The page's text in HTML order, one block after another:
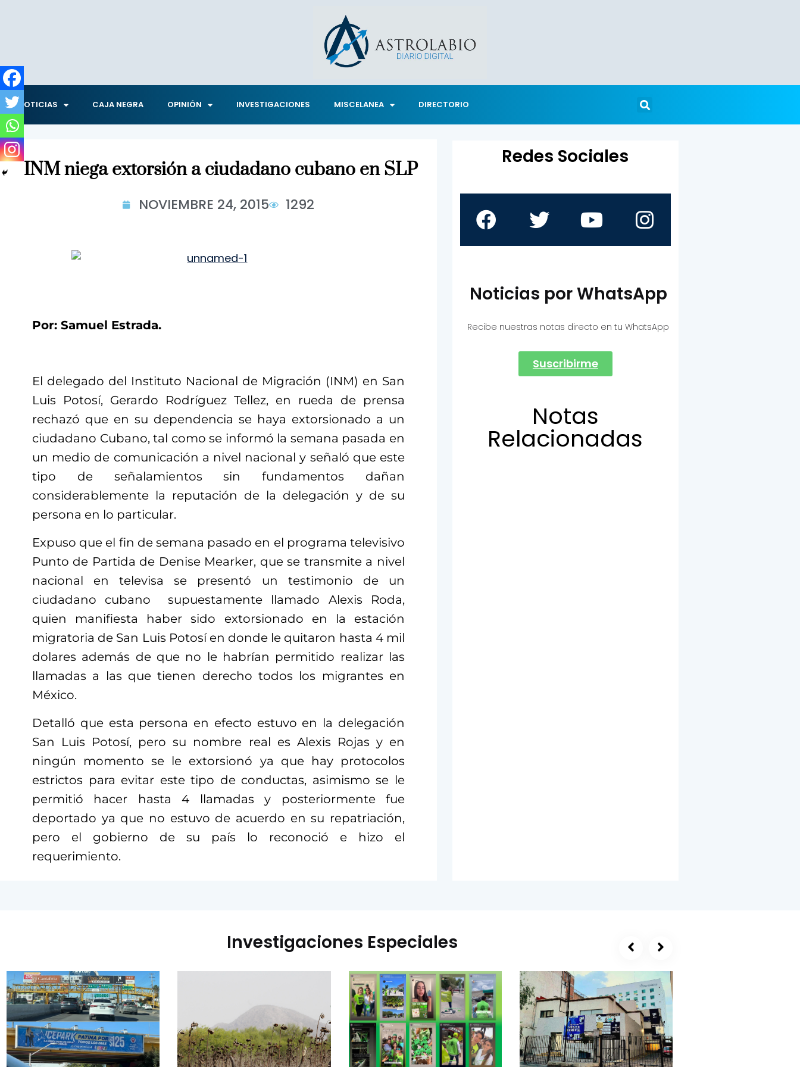
NOTICIAS CAJA NEGRA OPINIÓN INVESTIGACIONES MISCELANEA DIRECTORIO
INM niega extorsión a ciudadano cubano en SLP
NOVIEMBRE 24, 2015 1292
Por: Samuel Estrada.
El delegado del Instituto Nacional de Migración (INM) en San
Luis Potosí, Gerardo Rodríguez Tellez, en rueda de prensa
rechazó que en su dependencia se haya extorsionado a un
ciudadano Cubano, tal como se informó la semana pasada en
un medio de comunicación a nivel nacional y señaló que este
tipo de señalamientos sin fundamentos dañan
considerablemente la reputación de la delegación y de su
persona en lo particular.
Expuso que el fin de semana pasado en el programa televisivo
Punto de Partida de Denise Mearker, que se transmite a nivel
nacional en televisa se presentó un testimonio de un
ciudadano cubano supuestamente llamado Alexis Roda,
quien manifiesta haber sido extorsionado en la estación
migratoria de San Luis Potosí en donde le quitaron hasta 4 mil
dolares además de que no le habrían permitido realizar las
llamadas a las que tienen derecho todos los migrantes en
México.
Detalló que esta persona en efecto estuvo en la delegación
San Luis Potosí, pero su nombre real es Alexis Rojas y en
ningún momento se le extorsionó ya que hay protocolos
estrictos para evitar este tipo de conductas, asimismo se le
permitió hacer hasta 4 llamadas y posteriormente fue
deportado ya que no estuvo de acuerdo en su repatriación,
pero el gobierno de su país lo reconoció e hizo el
requerimiento.
Redes Sociales
Noticias por WhatsApp
Recibe nuestras notas directo en tu WhatsApp
Suscribirme
Notas
Relacionadas
Investigaciones Especiales